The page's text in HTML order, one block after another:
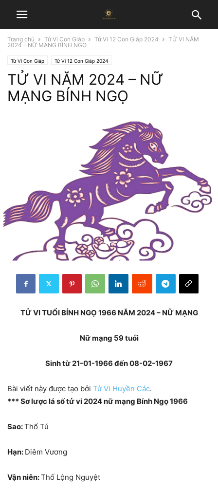
Trang chủ Tử Vi Con Giáp Tử Vi 12 Con Giáp 2024
TỬ VI NĂM
2024 – NỮ MẠNG BÍNH NGỌ
Tử Vi Con Giáp Tử Vi 12 Con Giáp 2024
TỬ VI NĂM 2024 – NỮ
MẠNG BÍNH NGỌ
TỬ VI TUỔI BÍNH NGỌ 1966 NĂM 2024 – NỮ MẠNG
Nữ mạng 59 tuổi
Sinh từ 21-01-1966 đến 08-02-1967
Bài viết này được tạo bởi Tử Vi Huyền Các.
*** Sơ lược lá số tử vi 2024 nữ mạng Bính Ngọ 1966
Sao:Thổ Tú
Hạn: Diêm Vương
Vận niên:Thố Lộng Nguyệt